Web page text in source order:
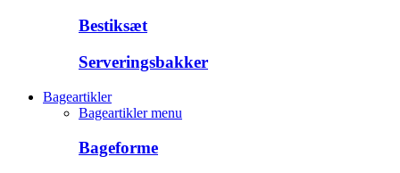
Bestiksæt
Serveringsbakker
Bageartikler
Bageartikler menu
Bageforme